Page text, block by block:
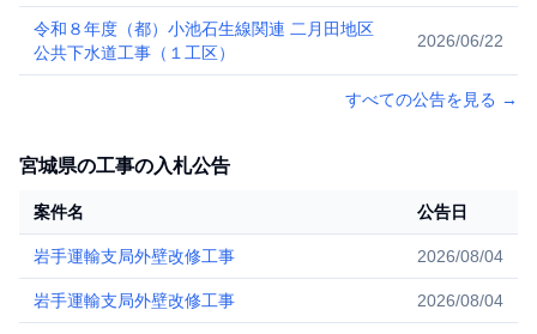
令和８年度（都）小池石生線関連 二月田地区
公共下水道工事（１工区）
2026/06/22
すべての公告を見る →
宮城県の工事の入札公告
案件名 公告日
岩手運輸支局外壁改修工事 2026/08/04
岩手運輸支局外壁改修工事 2026/08/04